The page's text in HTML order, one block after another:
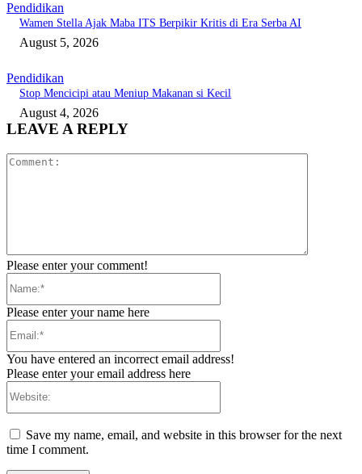
Pendidikan
Wamen Stella Ajak Maba ITS Berpikir Kritis di Era Serba AI
August 5, 2026
Pendidikan
Stop Mencicipi atau Meniup Makanan si Kecil
August 4, 2026
LEAVE A REPLY
Please enter your comment!
Please enter your name here
You have entered an incorrect email address!
Please enter your email address here
Save my name, email, and website in this browser for the next
time I comment.